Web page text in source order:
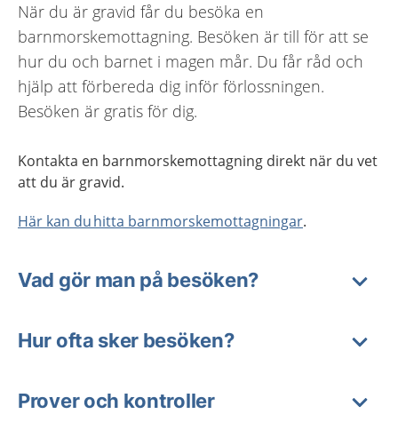
När du är gravid får du besöka en
barnmorskemottagning. Besöken är till för att se
hur du och barnet i magen mår. Du får råd och
hjälp att förbereda dig inför förlossningen.
Besöken är gratis för dig.
Kontakta en barnmorskemottagning direkt när du vet
att du är gravid.
Här kan du hitta barnmorskemottagningar.
Vad gör man på besöken?
Hur ofta sker besöken?
Prover och kontroller